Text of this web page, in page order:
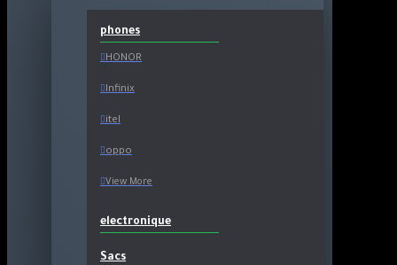
phones
HONOR
Infinix
itel
oppo
View More
electronique
Sacs